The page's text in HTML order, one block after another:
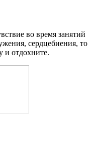
во время занятий
сердцебиения, то
и отдохните.